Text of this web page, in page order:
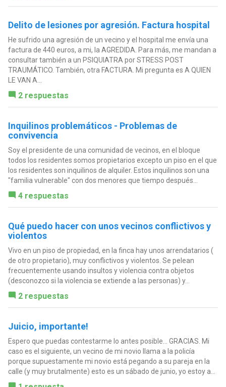
Delito de lesiones por agresión. Factura hospital
He sufrido una agresión de un vecino y el hospital me envía una
factura de 440 euros, a mi, la AGREDIDA. Para más, me mandan a
consultar también a un PSIQUIATRA por STRESS POST
TRAUMÁTICO. También, otra FACTURA. Mi pregunta es A QUIEN
LE VAN A...
2 respuestas
Inquilinos problemáticos - Problemas de
convivencia
Soy el presidente de una comunidad de vecinos, en el bloque
todos los residentes somos propietarios excepto un piso en el que
los residentes son inquilinos de alquiler. Estos inquilinos son una
"familia vulnerable" con dos menores que tiempo después...
4 respuestas
Qué puedo hacer con unos vecinos conflictivos y
violentos
Vivo en un piso de propiedad, en la finca hay unos arrendatarios (
de otro propietario), muy conflictivos y violentos. Se pelean
frecuentemente usando insultos y violencia contra objetos
(desconozco si la violencia se extiende a las personas) y...
2 respuestas
Juicio, importante!
Espero que puedas contestarme lo antes posible... GRACIAS. Mi
caso es el siguiente, un vecino de mi novio llama a la policía
porque supuestamente mi novio está pegando a su pareja en la
calle (y muy brutalmente) esto es un sábado de junio, yo estoy a...